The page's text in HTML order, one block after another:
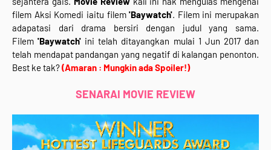
filem Aksi Komedi iaitu filem'Baywatch'. Filem ini merupakan
adapatasi dari drama bersiri dengan judul yang sama.
Filem'Baywatch' ini telah ditayangkan mulai 1 Jun 2017 dan
telah mendapat pandangan yang negatif di kalangan penonton.
Best ke tak?(Amaran : Mungkin ada Spoiler!)
SENARAI MOVIE REVIEW